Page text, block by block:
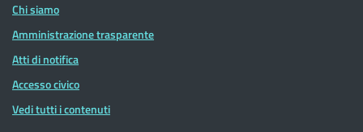
Chi siamo
Amministrazione trasparente
Atti di notifica
Accesso civico
Vedi tutti i contenuti